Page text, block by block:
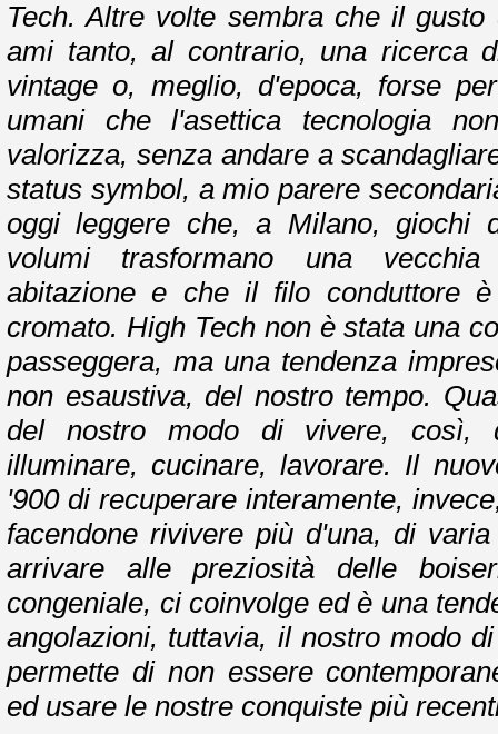
Tech. Altre volte sembra che il
ami tanto, al contrario, una ricerca
vintage o, meglio, d'epoca, forse
umani che l'asettica tecnologia
valorizza, senza andare a
status symbol, a mio parere
oggi leggere che, a Milano, giochi
volumi trasformano una
abitazione e che il filo conduttore
cromato. High Tech non è stata una
passeggera, ma una tendenza
non esaustiva, del nostro tempo.
del nostro modo di vivere, così,
illuminare, cucinare, lavorare. Il
'900 di recuperare interamente,
facendone rivivere più d'una, di
arrivare alle preziosità delle
congeniale, ci coinvolge ed è una
angolazioni, tuttavia, il nostro modo
permette di non essere
ed usare le nostre conquiste più